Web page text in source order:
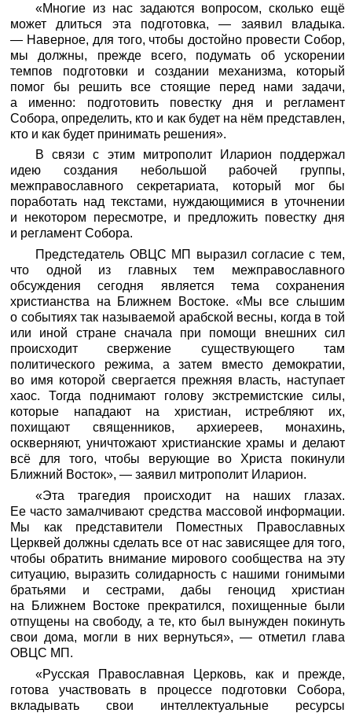
«Многие из нас задаются вопросом, сколько ещё
может длиться эта подготовка, — заявил владыка.
— Наверное, для того, чтобы достойно провести Собор,
мы должны, прежде всего, подумать об ускорении
темпов подготовки и создании механизма, который
помог бы решить все стоящие перед нами задачи,
а именно: подготовить повестку дня и регламент
Собора, определить, кто и как будет на нём представлен,
кто и как будет принимать решения».
В связи с этим митрополит Иларион поддержал
идею создания небольшой рабочей группы,
межправославного секретариата, который мог бы
поработать над текстами, нуждающимися в уточнении
и некотором пересмотре, и предложить повестку дня
и регламент Собора.
Предстедатель ОВЦС МП выразил согласие с тем,
что одной из главных тем межправославного
обсуждения сегодня является тема сохранения
христианства на Ближнем Востоке. «Мы все слышим
о событиях так называемой арабской весны, когда в той
или иной стране сначала при помощи внешних сил
происходит свержение существующего там
политического режима, а затем вместо демократии,
во имя которой свергается прежняя власть, наступает
хаос. Тогда поднимают голову экстремистские силы,
которые нападают на христиан, истребляют их,
похищают священников, архиереев, монахинь,
оскверняют, уничтожают христианские храмы и делают
всё для того, чтобы верующие во Христа покинули
Ближний Восток», — заявил митрополит Иларион.
«Эта трагедия происходит на наших глазах.
Ее часто замалчивают средства массовой информации.
Мы как представители Поместных Православных
Церквей должны сделать все от нас зависящее для того,
чтобы обратить внимание мирового сообщества на эту
ситуацию, выразить солидарность с нашими гонимыми
братьями и сестрами, дабы геноцид христиан
на Ближнем Востоке прекратился, похищенные были
отпущены на свободу, а те, кто был вынужден покинуть
свои дома, могли в них вернуться», — отметил глава
ОВЦС МП.
«Русская Православная Церковь, как и прежде,
готова участвовать в процессе подготовки Собора,
вкладывать свои интеллектуальные ресурсы